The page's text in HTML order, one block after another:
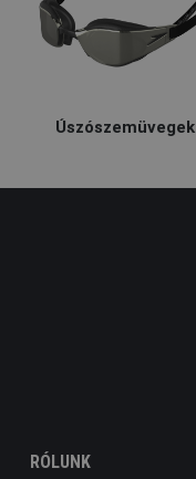
Úszószemüvegek
RÓLUNK